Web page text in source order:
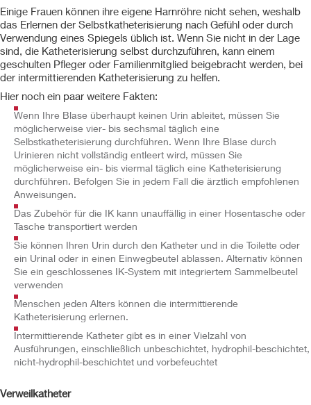
Einige Frauen können ihre eigene Harnröhre nicht sehen, weshalb
das Erlernen der Selbstkatheterisierung nach Gefühl oder durch
Verwendung eines Spiegels üblich ist. Wenn Sie nicht in der Lage
sind, die Katheterisierung selbst durchzuführen, kann einem
geschulten Pfleger oder Familienmitglied beigebracht werden, bei
der intermittierenden Katheterisierung zu helfen.
Hier noch ein paar weitere Fakten:
Wenn Ihre Blase überhaupt keinen Urin ableitet, müssen Sie
möglicherweise vier- bis sechsmal täglich eine
Selbstkatheterisierung durchführen. Wenn Ihre Blase durch
Urinieren nicht vollständig entleert wird, müssen Sie
möglicherweise ein- bis viermal täglich eine Katheterisierung
durchführen. Befolgen Sie in jedem Fall die ärztlich empfohlenen
Anweisungen.
Das Zubehör für die IK kann unauffällig in einer Hosentasche oder
Tasche transportiert werden
Sie können Ihren Urin durch den Katheter und in die Toilette oder
ein Urinal oder in einen Einwegbeutel ablassen. Alternativ können
Sie ein geschlossenes IK-System mit integriertem Sammelbeutel
verwenden
Menschen jeden Alters können die intermittierende
Katheterisierung erlernen.
Intermittierende Katheter gibt es in einer Vielzahl von
Ausführungen, einschließlich unbeschichtet, hydrophil-beschichtet,
nicht-hydrophil-beschichtet und vorbefeuchtet
Verweilkatheter